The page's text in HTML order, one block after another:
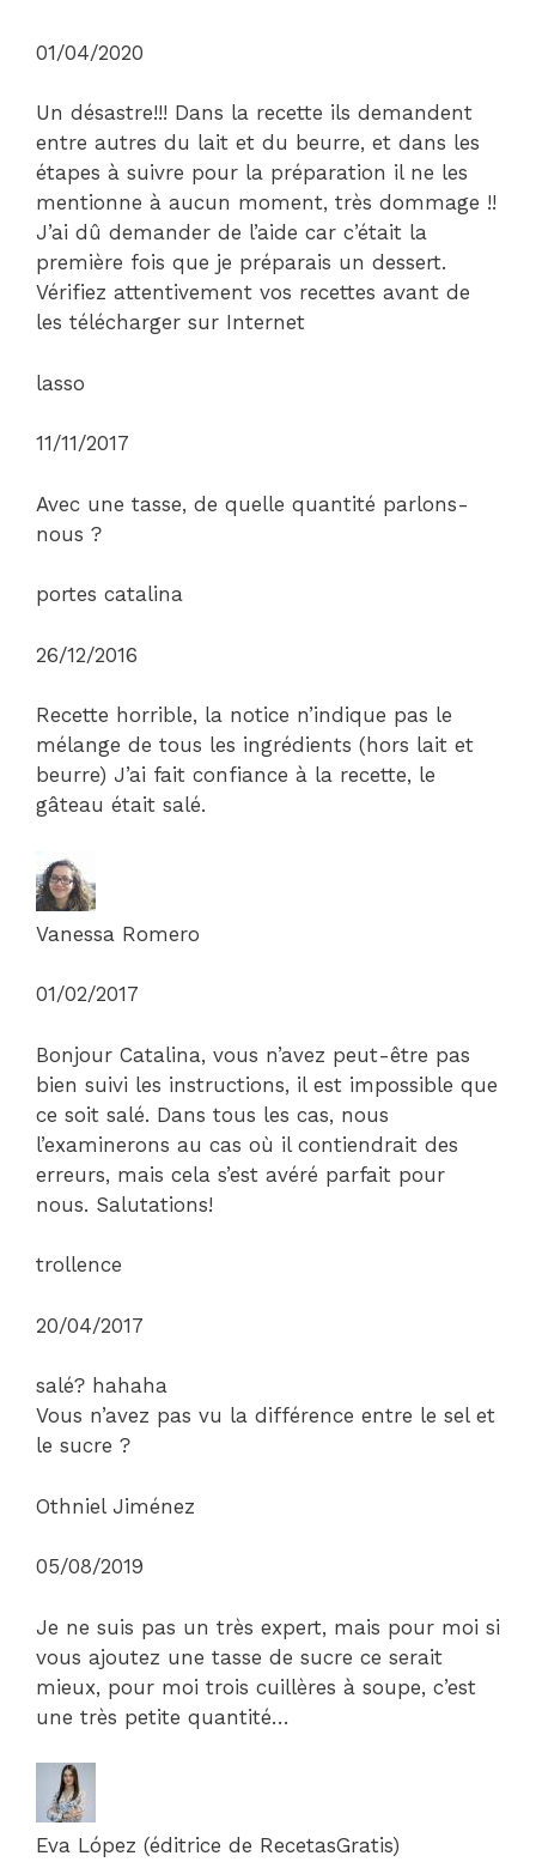
01/04/2020
Un désastre!!! Dans la recette ils demandent
entre autres du lait et du beurre, et dans les
étapes à suivre pour la préparation il ne les
mentionne à aucun moment, très dommage !!
J’ai dû demander de l’aide car c’était la
première fois que je préparais un dessert.
Vérifiez attentivement vos recettes avant de
les télécharger sur Internet
lasso
11/11/2017
Avec une tasse, de quelle quantité parlons-
nous ?
portes catalina
26/12/2016
Recette horrible, la notice n’indique pas le
mélange de tous les ingrédients (hors lait et
beurre) J’ai fait confiance à la recette, le
gâteau était salé.
Vanessa Romero
01/02/2017
Bonjour Catalina, vous n’avez peut-être pas
bien suivi les instructions, il est impossible que
ce soit salé. Dans tous les cas, nous
l’examinerons au cas où il contiendrait des
erreurs, mais cela s’est avéré parfait pour
nous. Salutations!
trollence
20/04/2017
salé? hahaha
Vous n’avez pas vu la différence entre le sel et
le sucre ?
Othniel Jiménez
05/08/2019
Je ne suis pas un très expert, mais pour moi si
vous ajoutez une tasse de sucre ce serait
mieux, pour moi trois cuillères à soupe, c’est
une très petite quantité…
Eva López (éditrice de RecetasGratis)